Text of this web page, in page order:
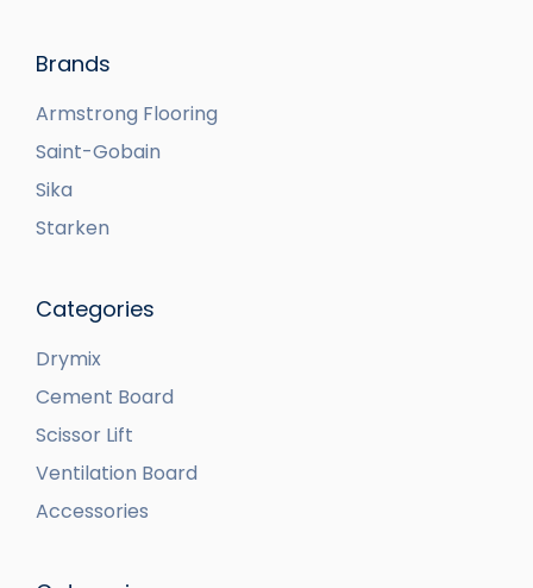
Brands
Armstrong Flooring
Saint-Gobain
Sika
Starken
Categories
Drymix
Cement Board
Scissor Lift
Ventilation Board
Accessories